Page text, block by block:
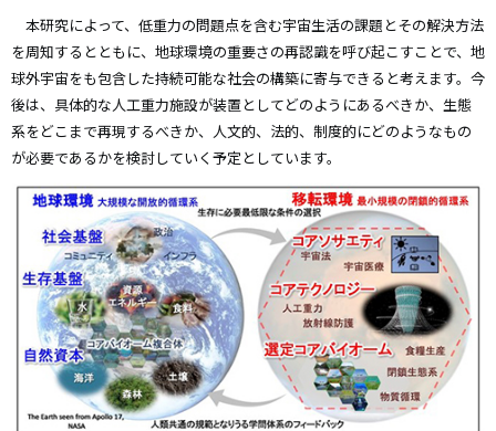
本研究によって、低重力の問題点を含む宇宙生活の課題とその解決方法
を周知するとともに、地球環境の重要さの再認識を呼び起こすことで、地
球外宇宙をも包含した持続可能な社会の構築に寄与できると考えます。今
後は、具体的な人工重力施設が装置としてどのようにあるべきか、生態
系をどこまで再現するべきか、人文的、法的、制度的にどのようなもの
が必要であるかを検討していく予定としています。